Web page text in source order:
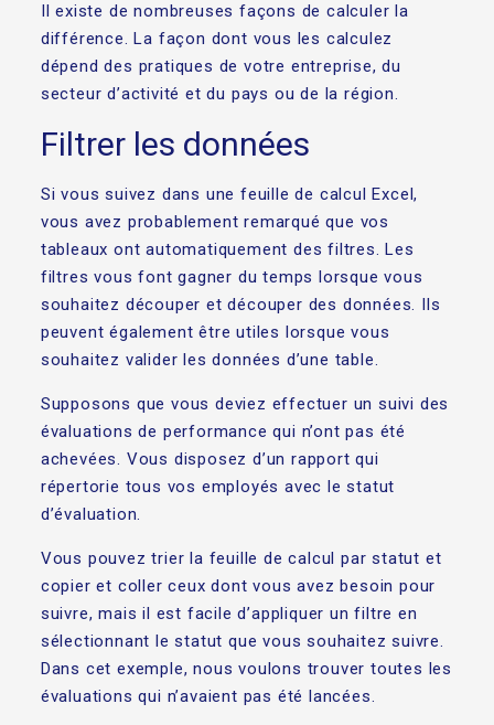
Il existe de nombreuses façons de calculer la
différence. La façon dont vous les calculez
dépend des pratiques de votre entreprise, du
secteur d’activité et du pays ou de la région.
Filtrer les données
Si vous suivez dans une feuille de calcul Excel,
vous avez probablement remarqué que vos
tableaux ont automatiquement des filtres. Les
filtres vous font gagner du temps lorsque vous
souhaitez découper et découper des données. Ils
peuvent également être utiles lorsque vous
souhaitez valider les données d’une table.
Supposons que vous deviez effectuer un suivi des
évaluations de performance qui n’ont pas été
achevées. Vous disposez d’un rapport qui
répertorie tous vos employés avec le statut
d’évaluation.
Vous pouvez trier la feuille de calcul par statut et
copier et coller ceux dont vous avez besoin pour
suivre, mais il est facile d’appliquer un filtre en
sélectionnant le statut que vous souhaitez suivre.
Dans cet exemple, nous voulons trouver toutes les
évaluations qui n’avaient pas été lancées.